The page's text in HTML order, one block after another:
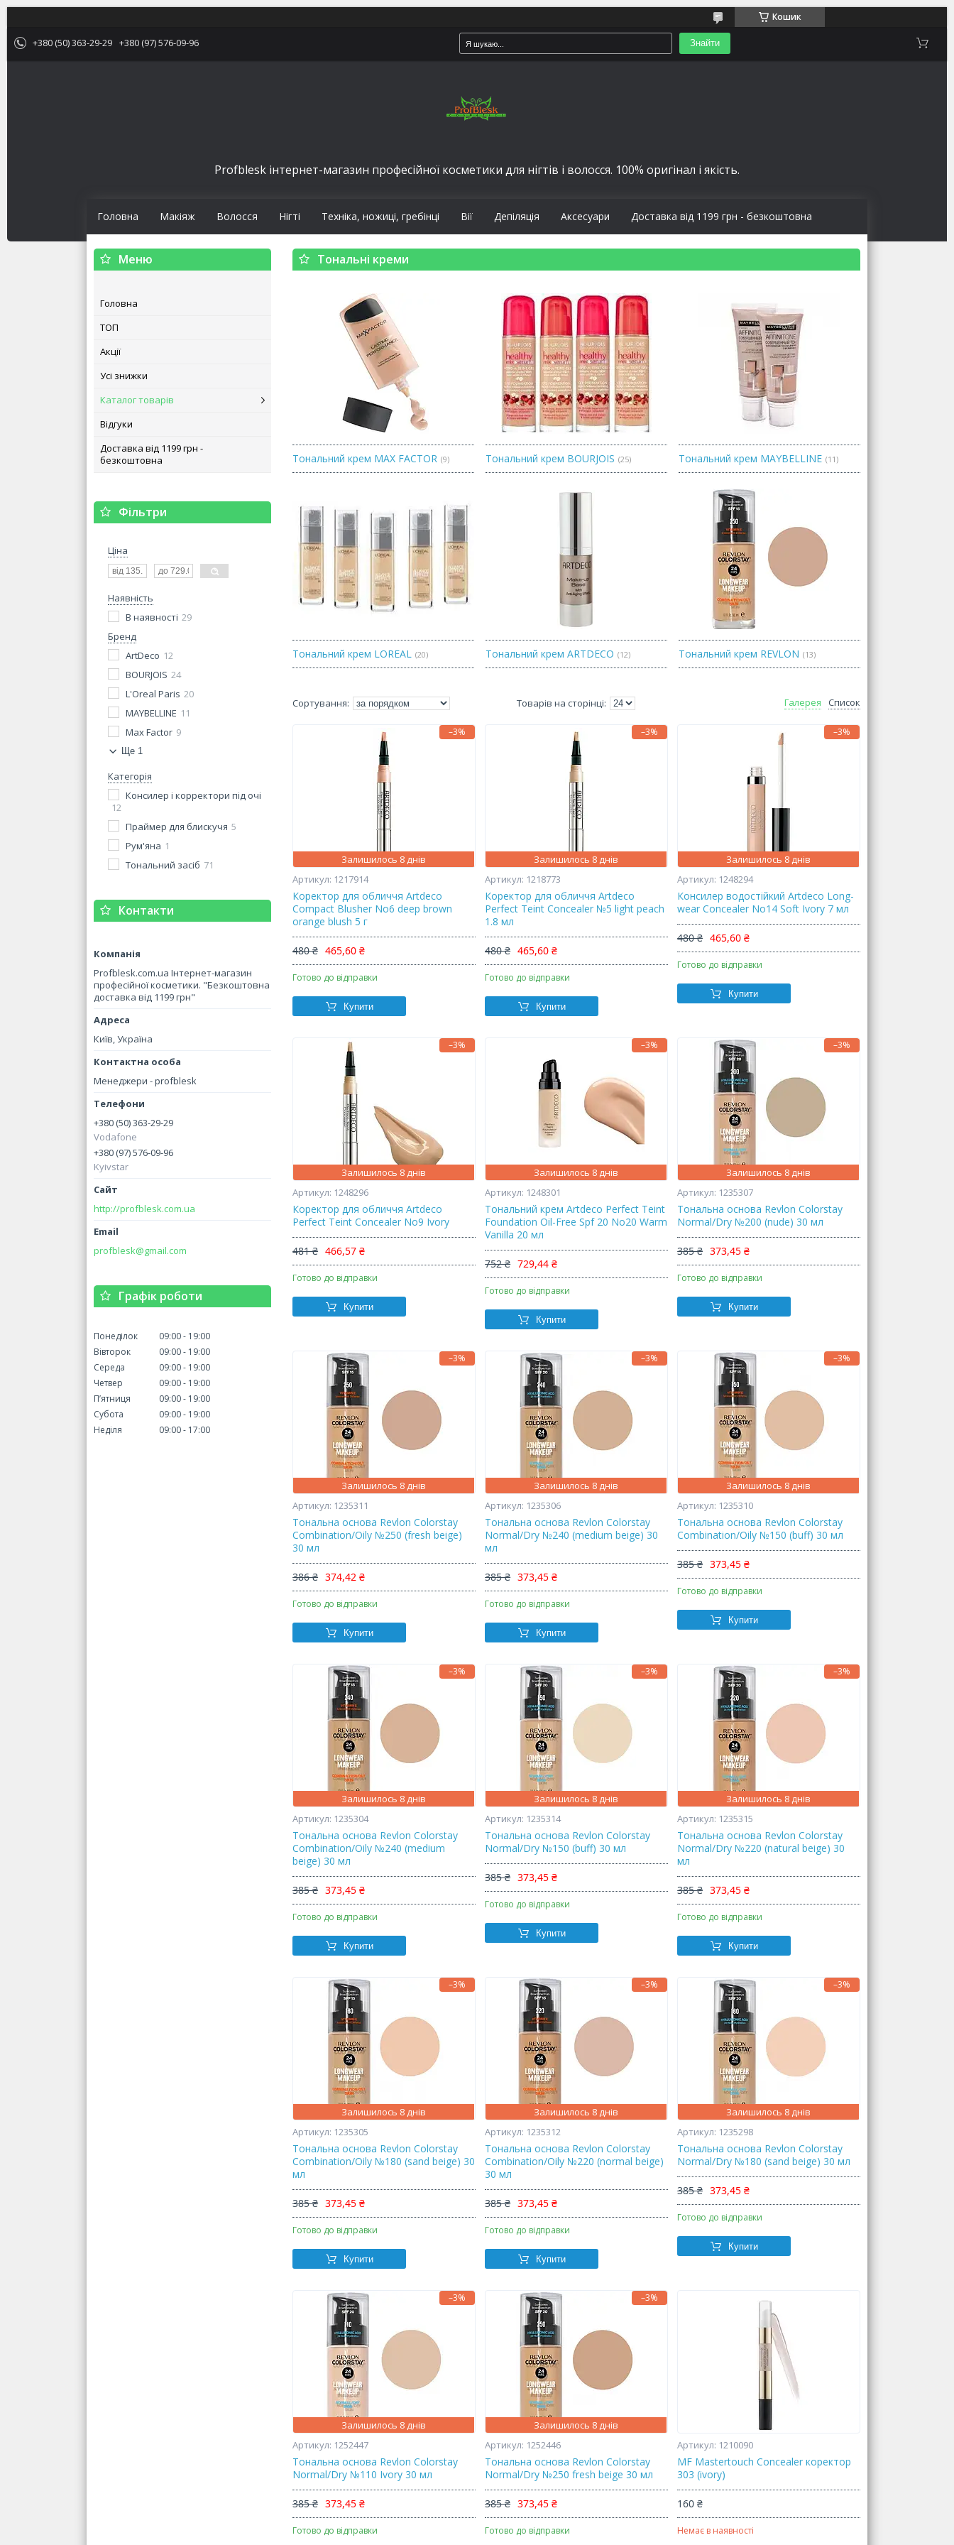
Кошик
+380 (50) 363-29-29 +380 (97) 576-09-96 Знайти
Profblesk інтернет-магазин професійної косметики для нігтів і волосся. 100% оригінал і якість.
Головна Макіяж Волосся Нігті Техніка, ножиці, гребінці Вії Депіляція Аксесуари Доставка від 1199 грн - безкоштовна
Головна
ТОП
Акції
Усі знижки
Каталог товарів
Відгуки
Доставка від 1199 грн -
безкоштовна
Фільтри
Ціна
Наявність
В наявності 29
Бренд
ArtDeco 12
BOURJOIS 24
L'Oreal Paris 20
MAYBELLINE 11
Max Factor 9
Ще 1
Категорія
Консилер і корректори під очі
12
Праймер для блискучя 5
Рум'яна 1
Тональний засіб 71
Контакти
Profblesk.com.ua Інтернет-магазин
професійної косметики. "Безкоштовна
доставка від 1199 грн"
Київ, Україна
Менеджери - profblesk
+380 (50) 363-29-29
Vodafone
+380 (97) 576-09-96
Kyivstar
http://profblesk.com.ua
profblesk@gmail.com
Графік роботи
Понеділок 09:00
19:00
Вівторок
09:00
19:00
Середа
09:00
19:00
Четвер
09:00
19:00
Пʼятниця
09:00
19:00
Субота
09:00
19:00
Неділя
09:00 17:00
Тональні креми
Тональний крем MAX FACTOR 9 Тональний крем BOURJOIS 25 Тональний крем MAYBELLINE 11
Тональний крем LOREAL 20 Тональний крем ARTDECO 12 Тональний крем REVLON 13
Галерея Список
–3%
Залишилось 8 днів
1217914
Коректор для обличчя Artdeco
Compact Blusher No6 deep brown
orange blush 5 г
480 ₴ 465,60 ₴
Готово до відправки
Купити
–3%
Залишилось 8 днів
1218773
Коректор для обличчя Artdeco
Perfect Teint Concealer №5 light peach
1.8 мл
480 ₴ 465,60 ₴
Готово до відправки
Купити
–3%
Залишилось 8 днів
1248294
Консилер водостійкий Artdeco Long-
wear Concealer No14 Soft Ivory 7 мл
480 ₴ 465,60 ₴
Готово до відправки
Купити
–3%
Залишилось 8 днів
1248296
Коректор для обличчя Artdeco
Perfect Teint Concealer No9 Ivory
481 ₴ 466,57 ₴
Готово до відправки
Купити
–3%
Залишилось 8 днів
1248301
Тональний крем Artdeco Perfect Teint
Foundation Oil-Free Spf 20 No20 Warm
Vanilla 20 мл
752 ₴ 729,44 ₴
Готово до відправки
Купити
–3%
Залишилось 8 днів
1235307
Тональна основа Revlon Colorstay
Normal/Dry №200 (nude) 30 мл
385 ₴ 373,45 ₴
Готово до відправки
Купити
–3%
Залишилось 8 днів
1235311
Тональна основа Revlon Colorstay
Combination/Oily №250 (fresh beige)
30 мл
386 ₴ 374,42 ₴
Готово до відправки
Купити
–3%
Залишилось 8 днів
1235306
Тональна основа Revlon Colorstay
Normal/Dry №240 (medium beige) 30
мл
385 ₴ 373,45 ₴
Готово до відправки
Купити
–3%
Залишилось 8 днів
1235310
Тональна основа Revlon Colorstay
Combination/Oily №150 (buff) 30 мл
385 ₴ 373,45 ₴
Готово до відправки
Купити
–3%
Залишилось 8 днів
1235304
Тональна основа Revlon Colorstay
Combination/Oily №240 (medium
beige) 30 мл
385 ₴ 373,45 ₴
Готово до відправки
Купити
–3%
Залишилось 8 днів
1235314
Тональна основа Revlon Colorstay
Normal/Dry №150 (buff) 30 мл
385 ₴ 373,45 ₴
Готово до відправки
Купити
–3%
Залишилось 8 днів
1235315
Тональна основа Revlon Colorstay
Normal/Dry №220 (natural beige) 30
мл
385 ₴ 373,45 ₴
Готово до відправки
Купити
–3%
Залишилось 8 днів
1235305
Тональна основа Revlon Colorstay
Combination/Oily №180 (sand beige) 30
мл
385 ₴ 373,45 ₴
Готово до відправки
Купити
–3%
Залишилось 8 днів
1235312
Тональна основа Revlon Colorstay
Combination/Oily №220 (normal beige)
30 мл
385 ₴ 373,45 ₴
Готово до відправки
Купити
–3%
Залишилось 8 днів
1235298
Тональна основа Revlon Colorstay
Normal/Dry №180 (sand beige) 30 мл
385 ₴ 373,45 ₴
Готово до відправки
Купити
–3%
Залишилось 8 днів
1252447
Тональна основа Revlon Colorstay
Normal/Dry №110 Ivory 30 мл
385 ₴ 373,45 ₴
Готово до відправки
–3%
Залишилось 8 днів
1252446
Тональна основа Revlon Colorstay
Normal/Dry №250 fresh beige 30 мл
385 ₴ 373,45 ₴
Готово до відправки
1210090
MF Mastertouch Concealer коректор
303 (ivory)
160 ₴
Немає в наявності